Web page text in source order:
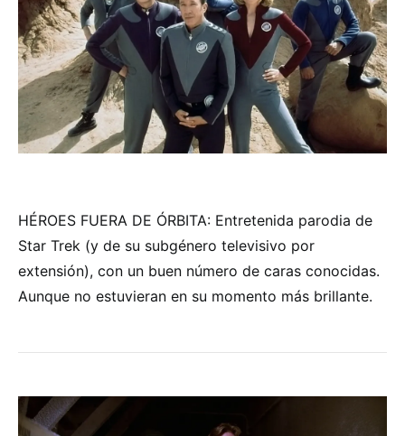
HÉROES FUERA DE ÓRBITA: Entretenida parodia de
Star Trek (y de su subgénero televisivo por
extensión), con un buen número de caras conocidas.
Aunque no estuvieran en su momento más brillante.